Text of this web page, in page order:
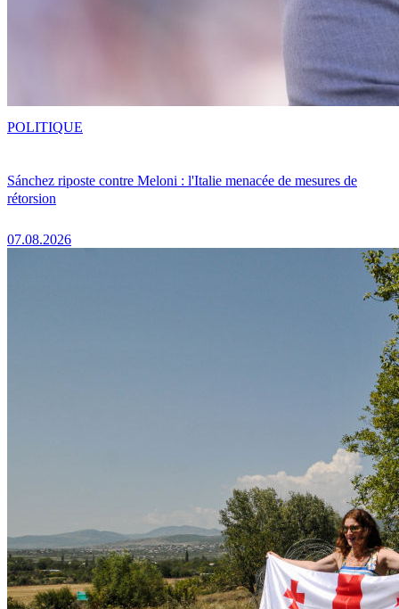
Sánchez riposte contre Meloni : l'Italie menacée de mesures de
rétorsion
07.08.2026
POLITIQUE